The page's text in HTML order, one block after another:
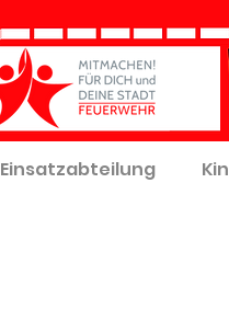
Einsatzabteilung